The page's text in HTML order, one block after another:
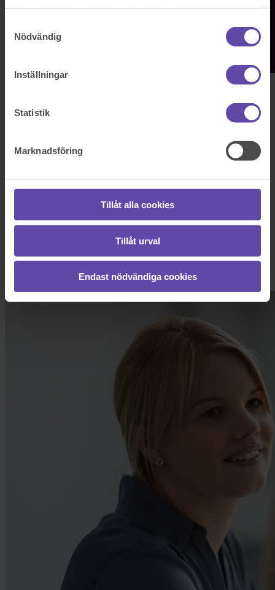
Nödvändig
Inställningar
Statistik
Marknadsföring
Tillåt alla cookies
Tillåt urval
Endast nödvändiga cookies
Att ta hand om ett dödsbo: En steg-för-
Dödsbodelägare – vem eller vilka är det?
Boutredningsman – hjälp om ni inte kommer överens
Finns det någon viss turordning att ta hänsyn till?